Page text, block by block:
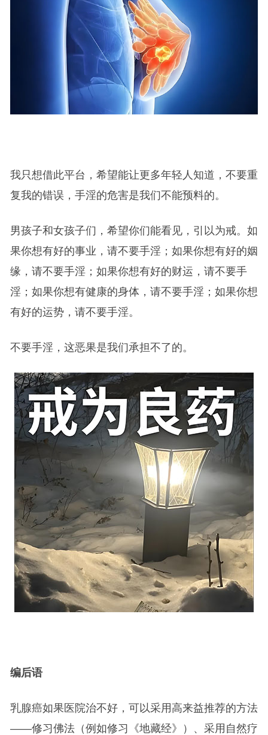
我只想借此平台，希望能让更多年轻人知道，不要重
复我的错误，手淫的危害是我们不能预料的。
男孩子和女孩子们，希望你们能看见，引以为戒。如
果你想有好的事业，请不要手淫；如果你想有好的姻
缘，请不要手淫；如果你想有好的财运，请不要手
淫；如果你想有健康的身体，请不要手淫；如果你想
有好的运势，请不要手淫。
不要手淫，这恶果是我们承担不了的。
编后语
乳腺癌如果医院治不好，可以采用高来益推荐的方法
——修习佛法（例如修习《地藏经》）、采用自然疗